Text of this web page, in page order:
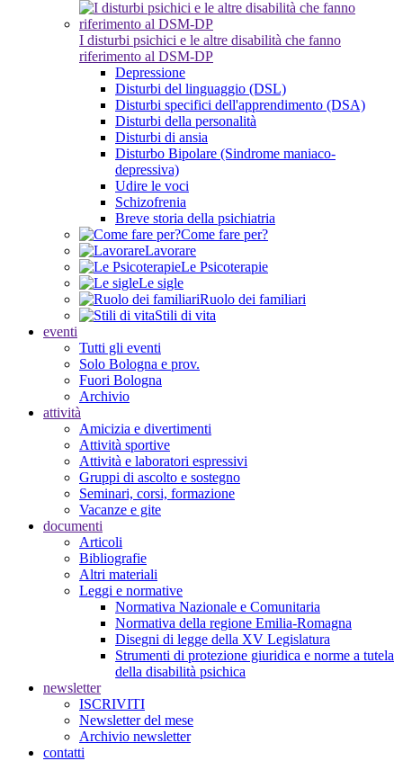
I disturbi psichici e le altre disabilità che fanno
riferimento al DSM-DP
Depressione
Disturbi del linguaggio (DSL)
Disturbi specifici dell'apprendimento (DSA)
Disturbi della personalità
Disturbi di ansia
Disturbo Bipolare (Sindrome maniaco-
depressiva)
Udire le voci
Schizofrenia
Breve storia della psichiatria
Come fare per?
Lavorare
Le Psicoterapie
Le sigle
Ruolo dei familiari
Stili di vita
eventi
Tutti gli eventi
Solo Bologna e prov.
Fuori Bologna
Archivio
attività
Amicizia e divertimenti
Attività sportive
Attività e laboratori espressivi
Gruppi di ascolto e sostegno
Seminari, corsi, formazione
Vacanze e gite
documenti
Articoli
Bibliografie
Altri materiali
Leggi e normative
Normativa Nazionale e Comunitaria
Normativa della regione Emilia-Romagna
Disegni di legge della XV Legislatura
Strumenti di protezione giuridica e norme a tutela
della disabilità psichica
newsletter
ISCRIVITI
Newsletter del mese
Archivio newsletter
contatti